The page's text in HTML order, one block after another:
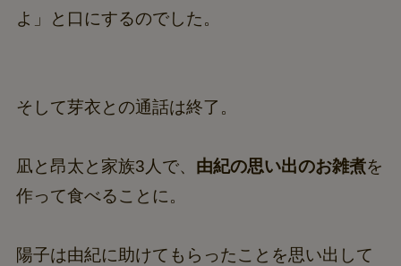
よ」と口にするのでした。
そして芽衣との通話は終了。
凪と昂太と家族3人で、 由紀の思い出のお雑煮を
作って食べることに。
陽子は由紀に助けてもらったことを思い出して